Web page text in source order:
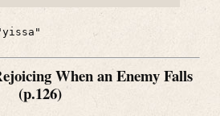
When an Enemy Falls
(p.126)